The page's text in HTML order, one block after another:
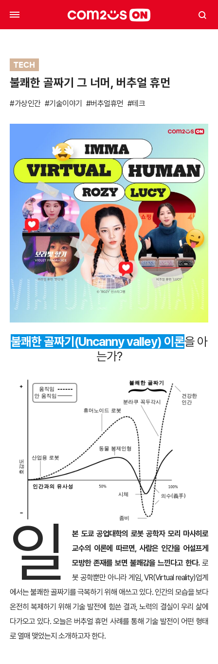
TECH
불쾌한 골짜기 그 너머, 버추얼 휴먼
#가상인간 #기술이야기 #버추얼휴먼 #테크
불쾌한 골짜기(Uncanny valley) 이론을 아
는가?
일
본 도쿄 공업대학의 로봇 공학자 모리 마사히로
교수의 이론에 따르면, 사람은 인간을 어설프게
모방한 존재를 보면 불쾌감을 느낀다고 한다.로
봇 공학뿐만 아니라 게임, VR(Virtual reality)업계
에서는 불쾌한 골짜기를 극복하기 위해 애쓰고 있다. 인간의 모습을 보다
온전히 복제하기 위해 기술 발전에 힘쓴 결과, 노력의 결실이 우리 삶에
다가오고 있다. 오늘은 버추얼 휴먼 사례를 통해 기술 발전이 어떤 형태
로 열매 맺었는지 소개하고자 한다.